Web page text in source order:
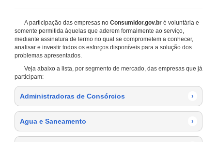
A participação das empresas no Consumidor.gov.br é voluntária e
somente permitida àquelas que aderem formalmente ao serviço,
mediante assinatura de termo no qual se comprometem a conhecer,
analisar e investir todos os esforços disponíveis para a solução dos
problemas apresentados.
Veja abaixo a lista, por segmento de mercado, das empresas que já
participam:
Administradoras de Consórcios ›
Agua e Saneamento ›